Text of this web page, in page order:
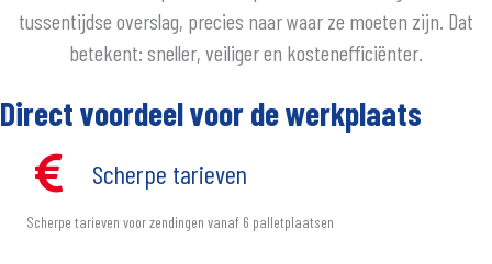
tussentijdse overslag, precies naar waar ze moeten zijn. Dat
betekent: sneller, veiliger en kostenefficiënter.
Direct voordeel voor de werkplaats
Scherpe tarieven
Scherpe tarieven voor zendingen vanaf 6 palletplaatsen